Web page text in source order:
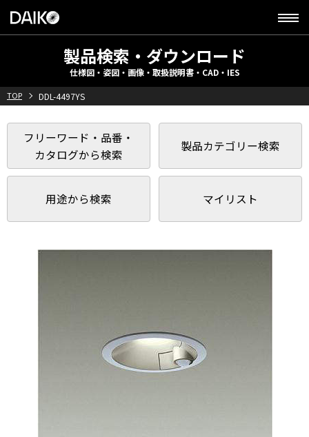
製品検索・ダウンロード
仕様図・姿図・画像・取扱説明書・CAD・IES
TOP DDL-4497YS
フリーワード・品番・
カタログから検索
製品カテゴリー検索
用途から検索 マイリスト